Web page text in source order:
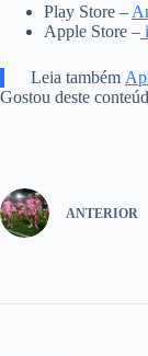
Play Store –
Apple Store –
Leia também
Gostou deste
ANTERIOR